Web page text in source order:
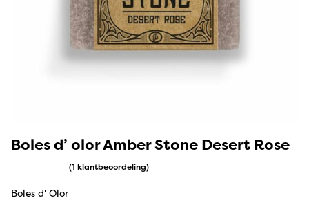
Boles d’ olor Amber Stone Desert Rose
(1 klantbeoordeling)
Boles d' Olor